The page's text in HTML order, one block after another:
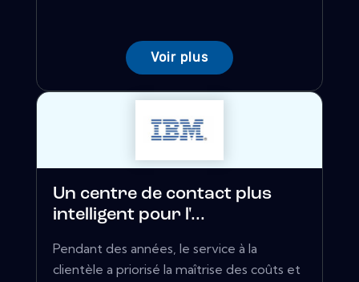
Voir plus
Un centre de contact plus
intelligent pour l'...
Pendant des années, le service à la
clientèle a priorisé la maîtrise des coûts et